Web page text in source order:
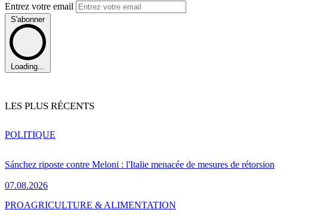
Entrez votre email
S'abonner
Loading...
LES PLUS RÉCENTS
Sánchez riposte contre Meloni : l'Italie menacée de mesures de rétorsion
07.08.2026
POLITIQUE
PROAGRICULTURE & ALIMENTATION